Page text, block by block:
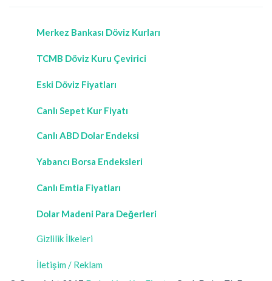
Merkez Bankası Döviz Kurları
TCMB Döviz Kuru Çevirici
Eski Döviz Fiyatları
Canlı Sepet Kur Fiyatı
Canlı ABD Dolar Endeksi
Yabancı Borsa Endeksleri
Canlı Emtia Fiyatları
Dolar Madeni Para Değerleri
Gizlilik İlkeleri
İletişim / Reklam